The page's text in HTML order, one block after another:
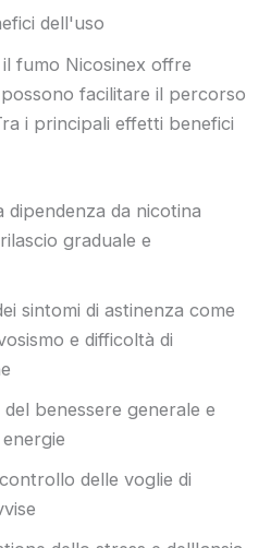
dell'uso
fumo Nicosinex offre
facilitare il percorso
i principali effetti benefici
dipendenza da nicotina
graduale e
sintomi di astinenza come
e difficoltà di
benessere generale e
delle voglie di